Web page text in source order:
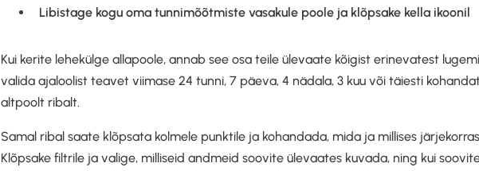
Libistage kogu oma tunnimõõtmiste vasakule poole ja klõpsake kella ikoonil
Kui kerite lehekülge allapoole, annab see osa teile ülevaate kõigist erinevatest
valida ajaloolist teavet viimase 24 tunni, 7 päeva, 4 nädala, 3 kuu või täiesti
altpoolt ribalt.
Samal ribal saate klõpsata kolmele punktile ja kohandada, mida ja millises
Klõpsake filtrile ja valige, milliseid andmeid soovite ülevaates kuvada, ning kui